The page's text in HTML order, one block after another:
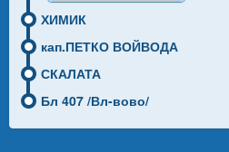
ХИМИК
кап.ПЕТКО ВОЙВОДА
СКАЛАТА
Бл 407 /Вл-вово/